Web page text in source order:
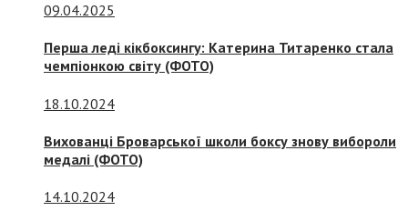
09.04.2025
Перша леді кікбоксингу: Катерина Титаренко стала
чемпіонкою світу (ФОТО)
18.10.2024
Вихованці Броварської школи боксу знову вибороли
медалі (ФОТО)
14.10.2024